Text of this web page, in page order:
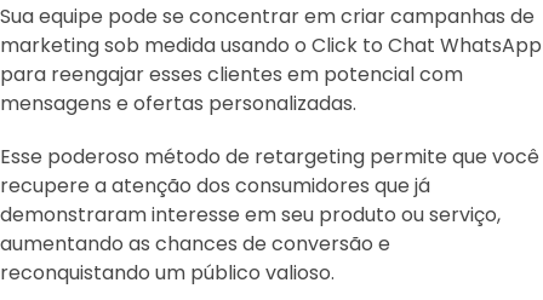
Sua equipe pode se concentrar em criar campanhas de
marketing sob medida usando o Click to Chat WhatsApp
para reengajar esses clientes em potencial com
mensagens e ofertas personalizadas.
Esse poderoso método de retargeting permite que você
recupere a atenção dos consumidores que já
demonstraram interesse em seu produto ou serviço,
aumentando as chances de conversão e
reconquistando um público valioso.